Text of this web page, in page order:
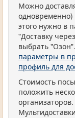
Можно
этого нужно в
"Доставку
выбрать
параметры в
профиль для
Стоимость
положить